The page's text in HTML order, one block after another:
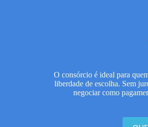
O consórcio é ideal para
liberdade de escolha. Sem
negociar como